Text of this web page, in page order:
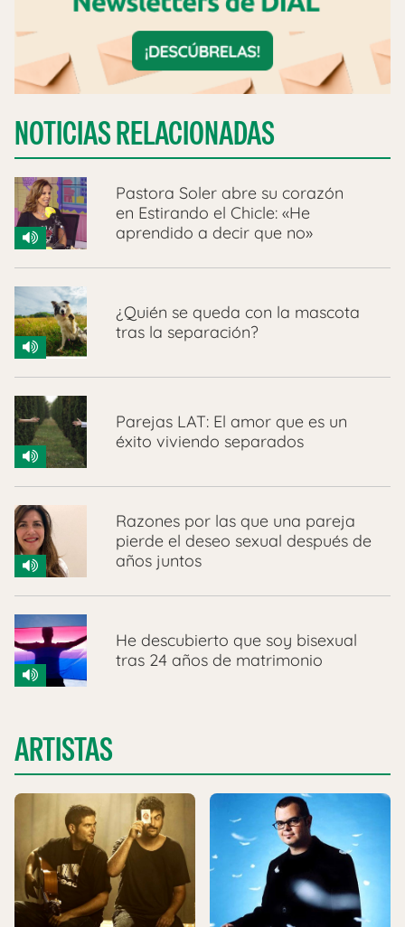
NOTICIAS RELACIONADAS
Pastora Soler abre su corazón
en Estirando el Chicle: «He
aprendido a decir que no»
¿Quién se queda con la mascota
tras la separación?
Parejas LAT: El amor que es un
éxito viviendo separados
Razones por las que una pareja
pierde el deseo sexual después de
años juntos
He descubierto que soy bisexual
tras 24 años de matrimonio
ARTISTAS